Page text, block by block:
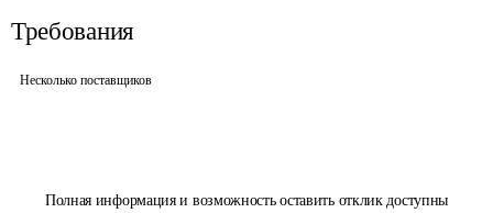
Полная информация и возможность оставить отклик доступны
Требования
Несколько поставщиков